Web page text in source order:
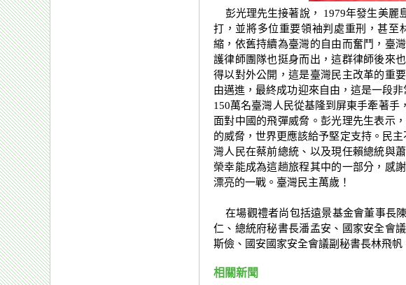
彭光理先生接著說， 1979年發生美麗
打，並將多位重要領袖判處重刑，甚至
縮，依舊持續為臺灣的自由而奮鬥，臺
護律師團隊也挺身而出，這群律師後來
得以對外公開，這是臺灣民主改革的重
由邁進，最終成功迎來自由，這是一段
150萬名臺灣人民從基隆到屏東手牽著
面對中國的飛彈威脅。彭光理先生表示
的威脅，世界更應該給予堅定支持。民
灣人民在蔡前總統、以及現任賴總統與
榮幸能成為這趟旅程其中的一部分，感
漂亮的一戰。臺灣民主萬歲！
在場觀禮者尚包括遠景基金會董事長
仁、總統府秘書長潘孟安、國家安全會
斯儉、國安國家安全會議副秘書長林飛帆
相關新聞